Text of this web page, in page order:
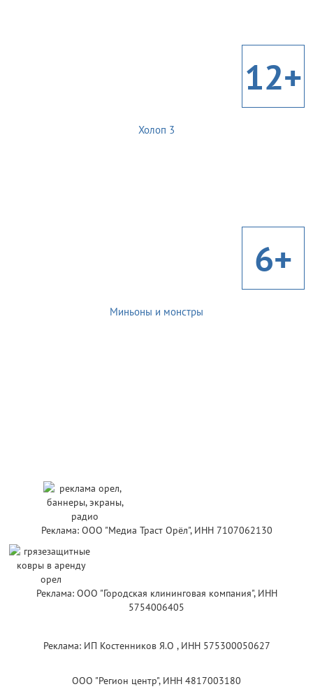
12+
Холоп 3
6+
Миньоны и монстры
Реклама: ООО "Медиа Траст Орёл", ИНН 7107062130
Реклама: ООО "Городская клининговая компания", ИНН
5754006405
Реклама: ИП Костенников Я.О , ИНН 575300050627
ООО "Регион центр", ИНН 4817003180